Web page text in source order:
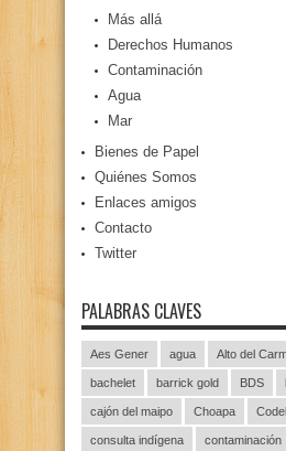
Más allá
Derechos Humanos
Contaminación
Agua
Mar
Bienes de Papel
Quiénes Somos
Enlaces amigos
Contacto
Twitter
PALABRAS CLAVES
Aes Gener agua Alto del
bachelet barrick gold BDS
cajón del maipo Choapa
consulta indígena contaminación